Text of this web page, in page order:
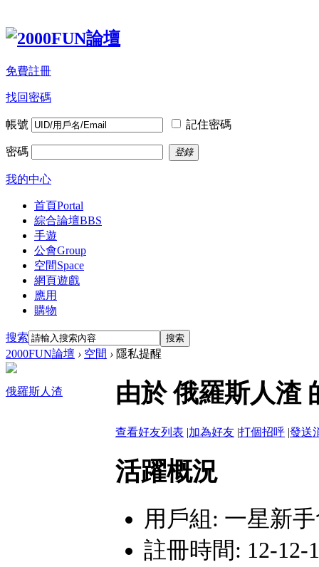
免費註冊
找回密碼
帳號 記住密碼
密碼 登錄
我的中心
首頁Portal
綜合論壇BBS
手遊
公會Group
空間Space
網頁遊戲
應用
購物
搜索 搜索
2000FUN論壇 › 空間 › 隱私提醒
俄羅斯人渣 由於 俄羅斯人渣
查看好友列表 |加為好友 |打個招呼 |發送
活躍概況
用戶組: 一星新
註冊時間: 12-12-